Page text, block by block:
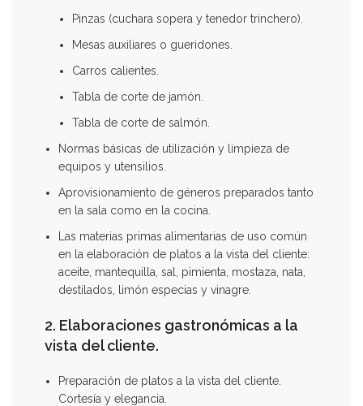
Pinzas (cuchara sopera y tenedor trinchero).
Mesas auxiliares o gueridones.
Carros calientes.
Tabla de corte de jamón.
Tabla de corte de salmón.
Normas básicas de utilización y limpieza de
equipos y utensilios.
Aprovisionamiento de géneros preparados tanto
en la sala como en la cocina.
Las materias primas alimentarias de uso común
en la elaboración de platos a la vista del cliente:
aceite, mantequilla, sal, pimienta, mostaza, nata,
destilados, limón especias y vinagre.
2. Elaboraciones gastronómicas a la
vista del cliente.
Preparación de platos a la vista del cliente.
Cortesía y elegancia.